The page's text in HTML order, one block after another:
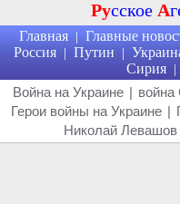
Русское А
Главная | Главные
Россия | Путин |
Сирия |
Война на Украине |
Герои войны на Украине |
Николай Левашов